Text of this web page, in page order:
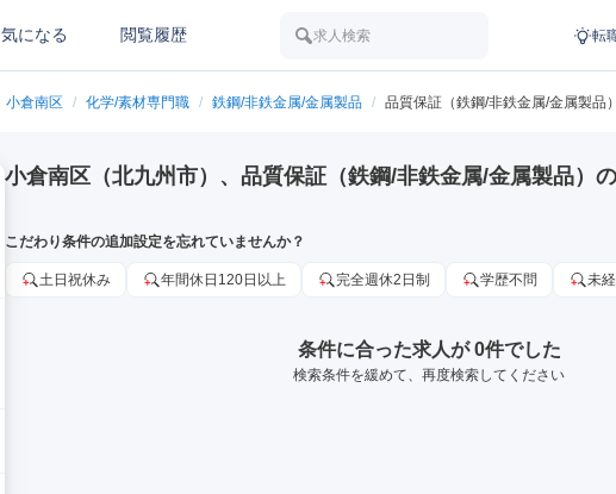
気になる 閲覧履歴 求人検索 転
小倉南区 / 化学/素材専門職 / 鉄鋼/非鉄金属/金属製品 / 品質保証（鉄鋼/非鉄金属/金属製品）
小倉南区（北九州市）、品質保証（鉄鋼/非鉄金属/金属製品）
こだわり条件の追加設定を忘れていませんか？
土日祝休み 年間休日120日以上 完全週休2日制 学歴不問 未
条件に合った求人が 0件でした
検索条件を緩めて、再度検索してください